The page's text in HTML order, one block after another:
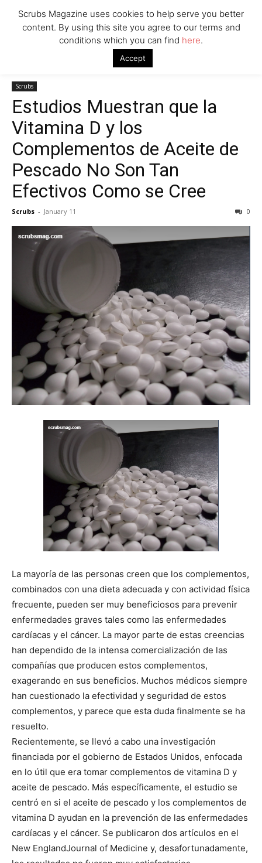
Estudios Muestran que la Vitamina D y los
Complementos de Aceite de Pescado No Son Tan Efectivos Como se
Scrubs
Estudios Muestran que la
Vitamina D y los
Complementos de Aceite de
Pescado No Son Tan
Efectivos Como se Cree
Scrubs - January 11 0
La mayoría de las personas creen que los complementos,
combinados con una dieta adecuada y con actividad física
frecuente, pueden ser muy beneficiosos para prevenir
enfermedades graves tales como las enfermedades
cardíacas y el cáncer. La mayor parte de estas creencias
han dependido de la intensa comercialización de las
compañías que producen estos complementos,
exagerando en sus beneficios. Muchos médicos siempre
han cuestionado la efectividad y seguridad de estos
complementos, y parece que esta duda finalmente se ha
resuelto.
Recientemente, se llevó a cabo una investigación
financiada por el gobierno de Estados Unidos, enfocada
en lo útil que era tomar complementos de vitamina D y
aceite de pescado. Más específicamente, el estudio se
centró en si el aceite de pescado y los complementos de
vitamina D ayudan en la prevención de las enfermedades
cardíacas y el cáncer. Se publicaron dos artículos en el
New EnglandJournal of Medicine y, desafortunadamente,
Scrubs Magazine uses cookies to help serve you better
content. By using this site you agree to our terms and
conditions which you can find here.
Accept